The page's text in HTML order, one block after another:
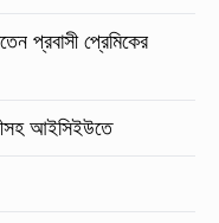
প্রবাসী প্রেমিকের
আইসিইউতে